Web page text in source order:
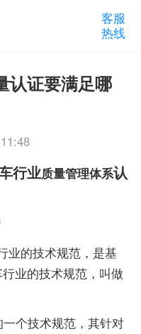
客服
热线
认证要满足哪
行业质量管理体系认
业的技术规范，是基
业的技术规范，叫做
个技术规范，其针对